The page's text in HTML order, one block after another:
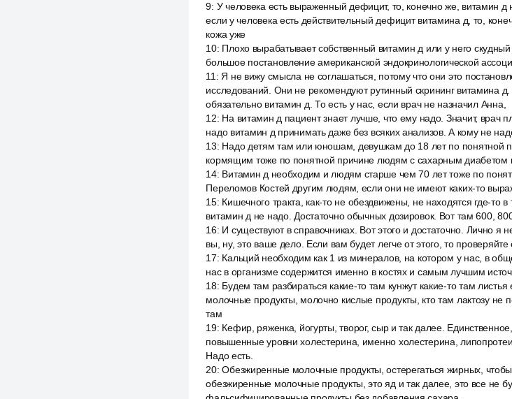
9: У человека есть выраженный дефицит, то, конечно же, витамин д
если у человека есть действительный дефицит витамина д, то,
кожа уже
10: Плохо вырабатывает собственный витамин д или у него
большое постановление американской эндокринологической
11 : Я не вижу смысла не соглашаться, потому что они это
исследований. Они не рекомендуют рутинный скрининг витамина
обязательно витамин д. То есть у нас, если врач не назначил Анна,
12: На витамин д пациент знает лучше, что ему надо. Значит, врач
надо витамин д принимать даже без всяких анализов. А кому не
13: Надо детям там или юношам, девушкам до 18 лет по понятной
кормящим тоже по понятной причине людям с сахарным диабетом
14: Витамин д необходим и людям старше чем 70 лет тоже по
Переломов Костей другим людям, если они не имеют каких-то
15: Кишечного тракта, как-то не обездвижены, не находятся где-
витамин д не надо. Достаточно обычных дозировок. Вот там 600,
16: И существуют в справочниках. Вот этого и достаточно. Лично
вы, ну, это ваше дело. Если вам будет легче от этого, то
17: Кальций необходим как 1 из минералов, на котором у нас, в
нас в организме содержится именно в костях и самым лучшим
18: Будем там разбираться какие-то там кунжут какие-то там
молочные продукты, молочно кислые продукты, кто там лактозу не
там
19: Кефир, ряженка, йогурты, творог, сыр и так далее.
повышенные уровни холестерина, именно холестерина,
Надо есть.
20:Обезжиренные молочные продукты, остерегаться жирных,
обезжиренные молочные продукты, это яд и так далее, это все не